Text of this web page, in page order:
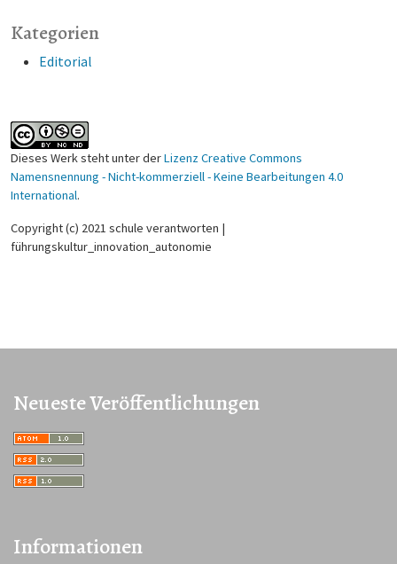
Kategorien
Editorial
Dieses Werk steht unter derLizenz Creative Commons
Namensnennung - Nicht-kommerziell - Keine Bearbeitungen 4.0
International.
Copyright (c) 2021 schule verantworten |
führungskultur_innovation_autonomie
Neueste Veröffentlichungen
Informationen